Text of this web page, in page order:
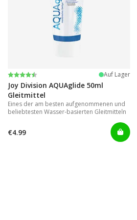
Bewertung:
4.2 von 5 Sternen Auf Lager
Joy Division AQUAglide 50ml
Gleitmittel
Eines der am besten aufgenommenen und
beliebtesten Wasser-basierten Gleitmitteln
€4.99